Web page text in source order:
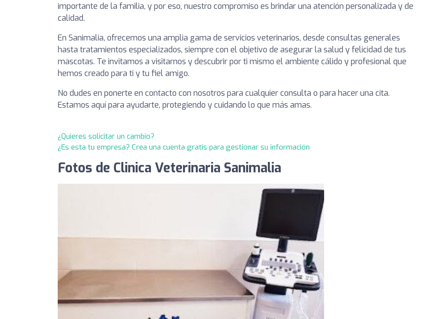
importante de la familia, y por eso, nuestro compromiso es brindar una atención personalizada y de
calidad.
En Sanimalia, ofrecemos una amplia gama de servicios veterinarios, desde consultas generales
hasta tratamientos especializados, siempre con el objetivo de asegurar la salud y felicidad de tus
mascotas. Te invitamos a visitarnos y descubrir por ti mismo el ambiente cálido y profesional que
hemos creado para ti y tu fiel amigo.
No dudes en ponerte en contacto con nosotros para cualquier consulta o para hacer una cita.
Estamos aquí para ayudarte, protegiendo y cuidando lo que más amas.
¿Quieres solicitar un cambio?
¿Es esta tu empresa? Crea una cuenta gratis para gestionar su información
Fotos de Clinica Veterinaria Sanimalia